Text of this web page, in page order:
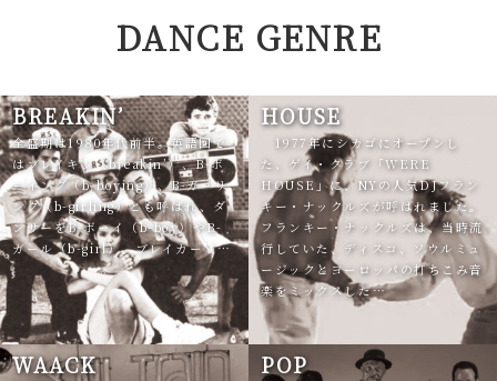
DANCE GENRE
BREAKIN’
全盛期は1980年代前半。英語圏で
はブレイキン（breakin’）、B-ボ
ーイング（b-boying）、B-ガーリ
ング（b-girling）とも呼ばれ、ダ
ンサーをB-ボーイ（b-boy）やB-
ガール（b-girl）、ブレイカー（…
HOUSE
1977年にシカゴにオープンし
た、ゲイ・クラブ「WERE
HOUSE」に、NYの人気DJフラン
キー・ナックルズが呼ばれました。
フランキー・ナックルズは、当時流
行していた、ディスコ、ソウルミュ
ージックとヨーロッパの打ちこみ音
楽をミックスした…
WAACK POP